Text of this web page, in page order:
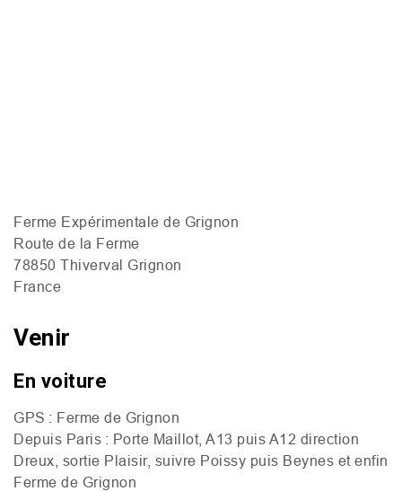
Ferme Expérimentale de Grignon
Route de la Ferme
78850 Thiverval Grignon
France
Venir
En voiture
GPS : Ferme de Grignon
Depuis Paris : Porte Maillot, A13 puis A12 direction
Dreux, sortie Plaisir, suivre Poissy puis Beynes et enfin
Ferme de Grignon